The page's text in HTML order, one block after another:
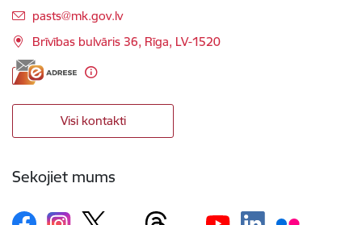
E-pasts:
pasts@mk.gov.lv
Brīvības bulvāris 36, Rīga, LV-1520
Visi kontakti
Sekojiet mums